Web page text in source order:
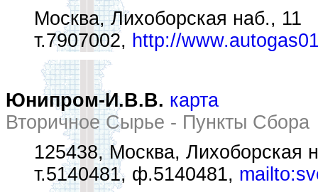
Москва, Лихоборская наб., 11
т.7907002, http://
Юнипром-И.В.В. карта
Вторичное Сырье - Пункты Сбора
125438, Москва, Лихоборская
т.5140481, ф.5140481,